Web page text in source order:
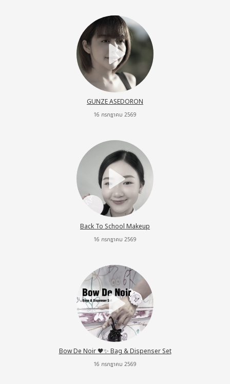
GUNZE ASEDORON
16 กรกฎาคม 2569
Back To School Makeup
16 กรกฎาคม 2569
Bow De Noir 🖤✨ Bag & Dispenser Set
16 กรกฎาคม 2569